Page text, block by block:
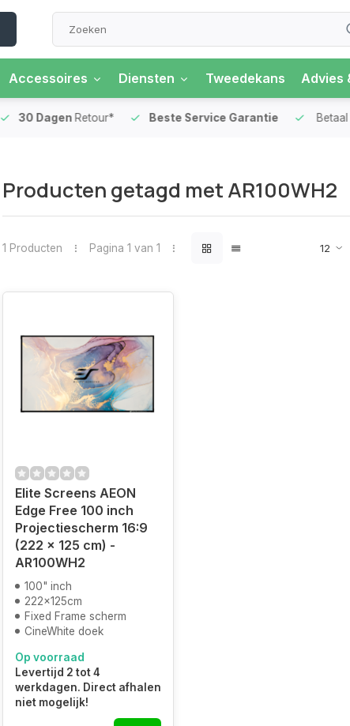
Accessoires Diensten Tweedekans Advies
30 DagenRetour* Beste Service Garantie Betaal in
Producten getagd met AR100WH2
1 Producten Pagina 1 van 1
Elite Screens AEON
Edge Free 100 inch
Projectiescherm 16:9
(222 x 125 cm) -
AR100WH2
100" inch
222x125cm
Fixed Frame scherm
CineWhite doek
Op voorraad
Levertijd 2 tot 4
werkdagen. Direct afhalen
niet mogelijk!